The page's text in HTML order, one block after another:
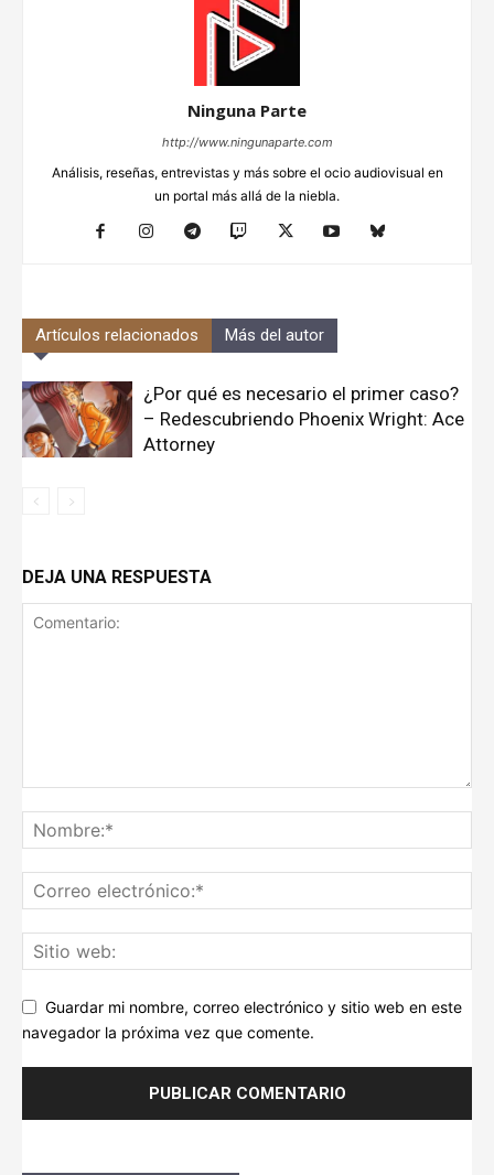
Ninguna Parte
http://www.ningunaparte.com
Análisis, reseñas, entrevistas y más sobre el ocio audiovisual en
un portal más allá de la niebla.
Artículos relacionados Más del autor
¿Por qué es necesario el primer caso?
– Redescubriendo Phoenix Wright: Ace
Attorney
DEJA UNA RESPUESTA
Guardar mi nombre, correo electrónico y sitio web en este
navegador la próxima vez que comente.